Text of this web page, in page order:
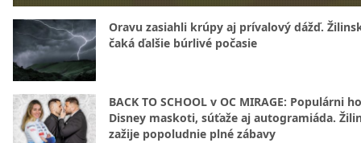
Oravu zasiahli krúpy aj prívalový dážď.
čaká ďalšie búrlivé počasie
BACK TO SCHOOL v OC MIRAGE: Populárni
Disney maskoti, súťaže aj autogramiáda.
zažije popoludnie plné zábavy